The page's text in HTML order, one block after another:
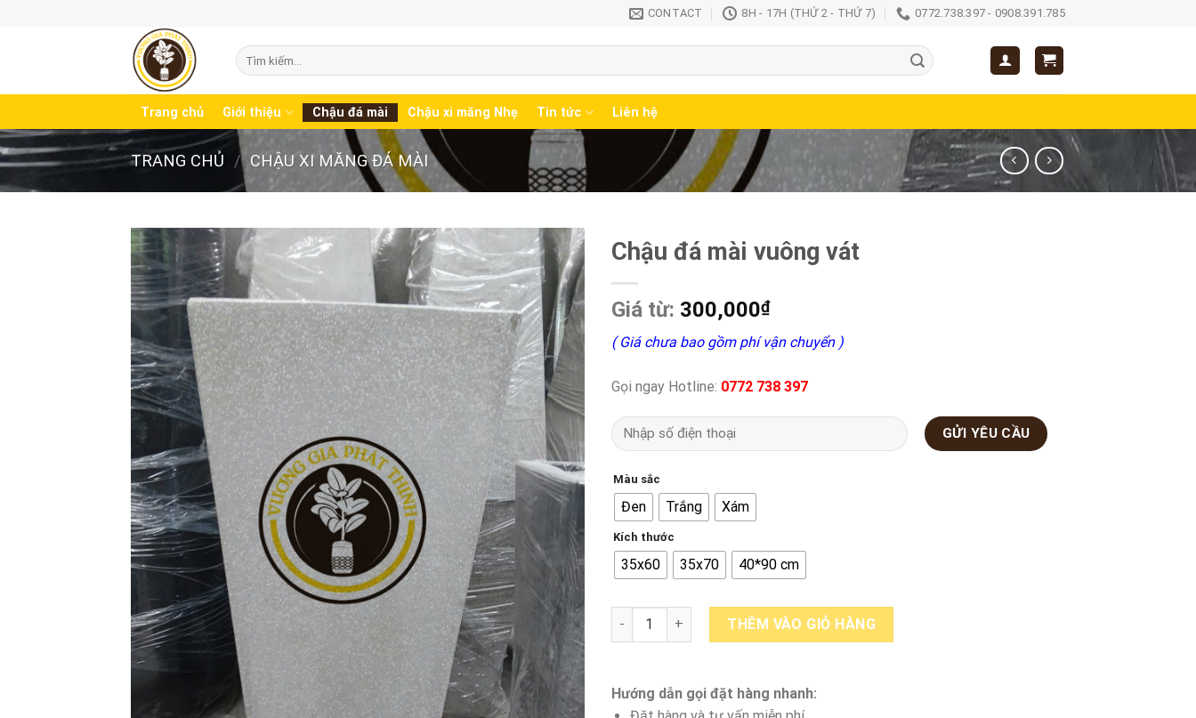
CONTACT 8H - 17H (THỨ 2 - THỨ 7) 0772.738.397 - 0908.391.785
Tìm
kiếm:
Trang chủ Giới thiệu Chậu đá mài Chậu xi măng Nhẹ Tin tức Liên hệ
TRANG CHỦ / CHẬU XI MĂNG ĐÁ MÀI
Chậu đá mài vuông vát
Giá từ: 300,000₫
( Giá chưa bao gồm phí vận chuyển )
Gọi ngay Hotline: 0772 738 397
Màu sắc
Đen Trắng Xám
Kích thước
35x60 35x70 40*90 cm
Chậu đá mài vuông vát số lượngTHÊM VÀO GIỎ HÀNG
Hướng dẫn gọi đặt hàng nhanh: